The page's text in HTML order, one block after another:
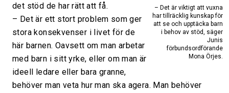
– Det är viktigt att vuxna
har tillräcklig kunskap för
att se och upptäcka barn
i behov av stöd, säger
Junis
förbundsordförande
Mona Örjes.
det stöd de har rätt att få.
– Det är ett stort problem som ger
stora konsekvenser i livet för de
här barnen. Oavsett om man arbetar
med barn i sitt yrke, eller om man är
ideell ledare eller bara granne,
behöver man veta hur man ska agera. Man behöver